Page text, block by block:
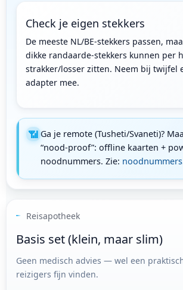
Check je eigen stekkers
De meeste NL/BE-stekkers passen,
dikke randaarde-stekkers kunnen per
strakker/losser zitten. Neem bij twijfel
adapter mee.
📶 Ga je remote (Tusheti/Svaneti)?
“nood-proof”: offline kaarten +
noodnummers. Zie: noodnummers
Reisapotheek
Basis set (klein, maar slim)
Geen medisch advies — wel een
reizigers fijn vinden.